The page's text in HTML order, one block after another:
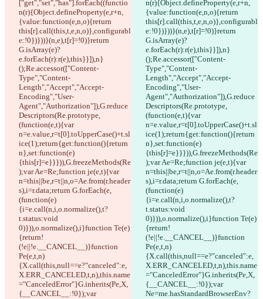
["get","set","has"].forEach((functio
n(r){Object.defineProperty(e,r+n,
{value:function(e,n,o){return
this[r].call(this,t,e,n,o)},configurabl
e:!0})}))}(n,e),t[r]=!0)}return
G.isArray(e)?
e.forEach(r):r(e),this}}]),n}
();Re.accessor(["Content-
Type","Content-
Length","Accept","Accept-
Encoding","User-
Agent","Authorization"]),G.reduce
Descriptors(Re.prototype,
(function(e,t){var
n=e.value,r=t[0].toUpperCase()+t.sl
ice(1);return{get:function(){return
n},set:function(e)
{this[r]=e}}})),G.freezeMethods(Re
);var Ae=Re;function je(e,t){var
n=this||be,r=t||n,o=Ae.from(r.header
s),i=r.data;return G.forEach(e,
(function(e)
{i=e.call(n,i,o.normalize(),t?
t.status:void
0)})),o.normalize(),i}function Te(e)
{return!
(!e||!e.__CANCEL__)}function
Pe(e,t,n)
{X.call(this,null==e?"canceled":e,
X.ERR_CANCELED,t,n),this.name
="CanceledError"}G.inherits(Pe,X,
{__CANCEL__:!0});var
n(r){Object.defineProperty(e,r+n,
{value:function(e,n,o){return
this[r].call(this,t,e,n,o)},configurabl
e:!0})}))}(n,e),t[r]=!0)}return
G.isArray(e)?
e.forEach(r):r(e),this}}]),n}
();Re.accessor(["Content-
Type","Content-
Length","Accept","Accept-
Encoding","User-
Agent","Authorization"]),G.reduce
Descriptors(Re.prototype,
(function(e,t){var
n=e.value,r=t[0].toUpperCase()+t.sl
ice(1);return{get:function(){return
n},set:function(e)
{this[r]=e}}})),G.freezeMethods(Re
);var Ae=Re;function je(e,t){var
n=this||be,r=t||n,o=Ae.from(r.header
s),i=r.data;return G.forEach(e,
(function(e)
{i=e.call(n,i,o.normalize(),t?
t.status:void
0)})),o.normalize(),i}function Te(e)
{return!
(!e||!e.__CANCEL__)}function
Pe(e,t,n)
{X.call(this,null==e?"canceled":e,
X.ERR_CANCELED,t,n),this.name
="CanceledError"}G.inherits(Pe,X,
{__CANCEL__:!0});var
Ne=me.hasStandardBrowserEnv?